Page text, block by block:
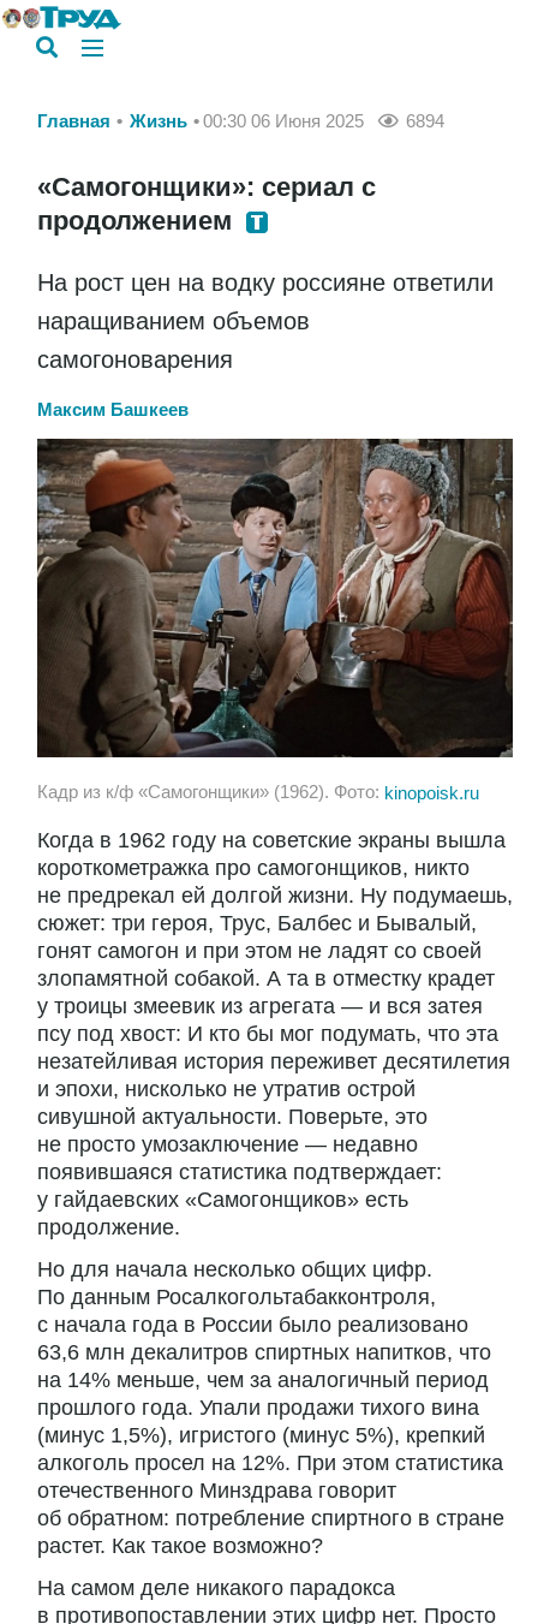
Главная Жизнь 00:30 06 Июня 2025 6894
«Самогонщики»: сериал с
продолжением
На рост цен на водку россияне ответили
наращиванием объемов
самогоноварения
Максим Башкеев
Кадр из к/ф «Самогонщики» (1962). Фото: kinopoisk.ru
Когда в 1962 году на советские экраны вышла
короткометражка про самогонщиков, никто
не предрекал ей долгой жизни. Ну подумаешь,
сюжет: три героя, Трус, Балбес и Бывалый,
гонят самогон и при этом не ладят со своей
злопамятной собакой. А та в отместку крадет
у троицы змеевик из агрегата — и вся затея
псу под хвост: И кто бы мог подумать, что эта
незатейливая история переживет десятилетия
и эпохи, нисколько не утратив острой
сивушной актуальности. Поверьте, это
не просто умозаключение — недавно
появившаяся статистика подтверждает:
у гайдаевских «Самогонщиков» есть
продолжение.
Но для начала несколько общих цифр.
По данным Росалкогольтабакконтроля,
с начала года в России было реализовано
63,6 млн декалитров спиртных напитков, что
на 14% меньше, чем за аналогичный период
прошлого года. Упали продажи тихого вина
(минус 1,5%), игристого (минус 5%), крепкий
алкоголь просел на 12%. При этом статистика
отечественного Минздрава говорит
об обратном: потребление спиртного в стране
растет. Как такое возможно?
На самом деле никакого парадокса
в противопоставлении этих цифр нет. Просто